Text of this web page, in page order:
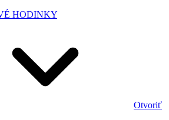
HODINKY
Otvoriť